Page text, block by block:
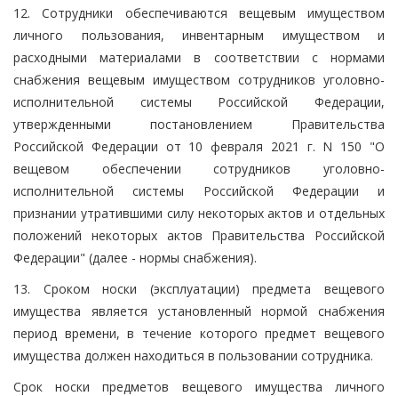
12. Сотрудники обеспечиваются вещевым имуществом
личного пользования, инвентарным имуществом и
расходными материалами в соответствии с нормами
снабжения вещевым имуществом сотрудников уголовно-
исполнительной системы Российской Федерации,
утвержденными постановлением Правительства
Российской Федерации от 10 февраля 2021 г. N 150 "О
вещевом обеспечении сотрудников уголовно-
исполнительной системы Российской Федерации и
признании утратившими силу некоторых актов и отдельных
положений некоторых актов Правительства Российской
Федерации" (далее - нормы снабжения).
13. Сроком носки (эксплуатации) предмета вещевого
имущества является установленный нормой снабжения
период времени, в течение которого предмет вещевого
имущества должен находиться в пользовании сотрудника.
Срок носки предметов вещевого имущества личного